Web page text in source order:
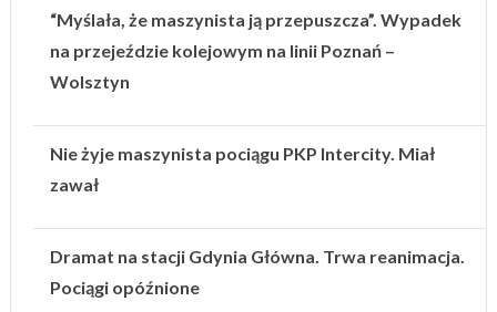
“Myślała, że maszynista ją przepuszcza”. Wypadek
na przejeździe kolejowym na linii Poznań –
Wolsztyn
Nie żyje maszynista pociągu PKP Intercity. Miał
zawał
Dramat na stacji Gdynia Główna. Trwa reanimacja.
Pociągi opóźnione